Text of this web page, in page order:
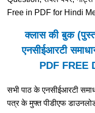
Free in PDF for Hindi
क्लास की बुक
एनसीईआरटी
PDF FREE
सभी पाठ के एनसीईआरटी
पत्र के मुफ्त पीडीएफ